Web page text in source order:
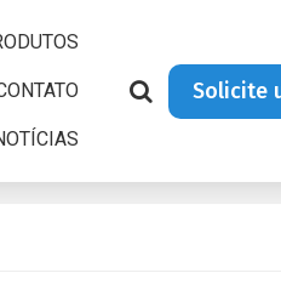
Solicite